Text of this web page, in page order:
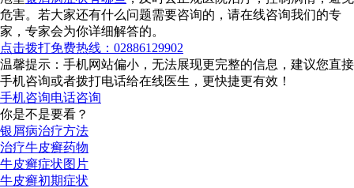
危害。若大家还有什么问题需要咨询的，请在线咨询我们的专
家，专家会为你详细解答的。
点击拨打免费热线：02886129902
温馨提示：手机网站偏小，无法展现更完整的信息，建议您直接
手机咨询或者拨打电话给在线医生，更快捷更有效！
手机咨询电话咨询
你是不是要看？
银屑病治疗方法
治疗牛皮癣药物
牛皮癣症状图片
牛皮癣初期症状